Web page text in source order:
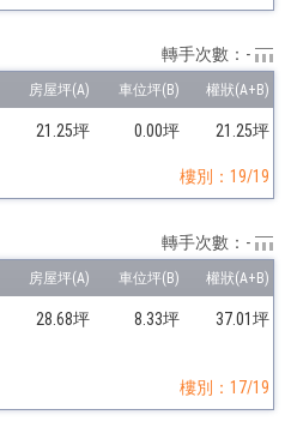
21.25坪 0.00坪 21.25坪
樓別：19/19
轉手次數：-
28.68坪 8.33坪 37.01坪
樓別：17/19
轉手次數：-